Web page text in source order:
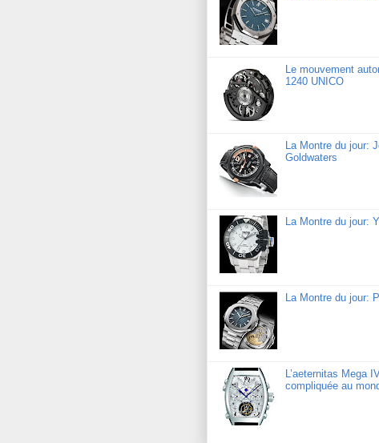
Le mouvement
1240 UNICO
La Montre du jour:
Goldwaters
La Montre du jour:
La Montre du jour:
L’aeternitas Mega
compliquée au